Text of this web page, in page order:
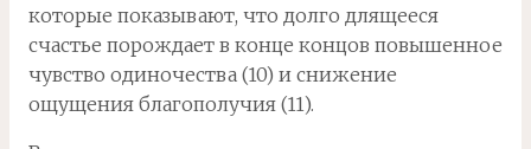
которые показывают, что долго длящееся
счастье порождает в конце концов повышенное
чувство одиночества (10) и снижение
ощущения благополучия (11).